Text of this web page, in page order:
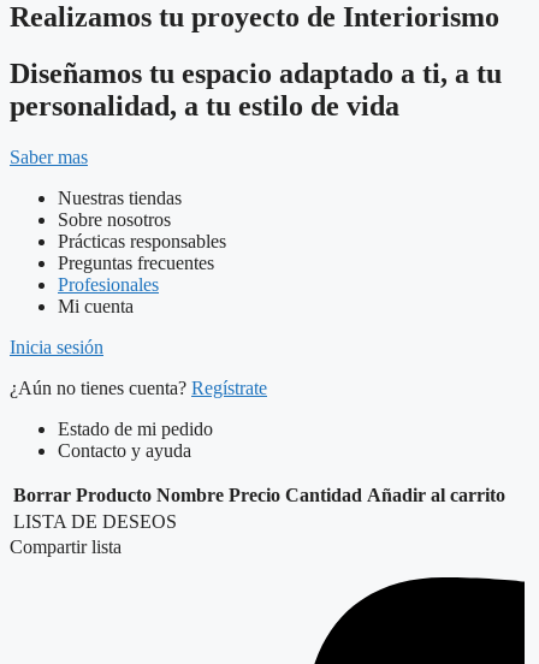
Realizamos tu proyecto de Interiorismo
Diseñamos tu espacio adaptado a ti, a tu
personalidad, a tu estilo de vida
Saber mas
Nuestras tiendas
Sobre nosotros
Prácticas responsables
Preguntas frecuentes
Profesionales
Mi cuenta
Inicia sesión
¿Aún no tienes cuenta? Regístrate
Estado de mi pedido
Contacto y ayuda
Borrar Producto Nombre Precio Cantidad Añadir al carrito
LISTA DE DESEOS
Compartir lista